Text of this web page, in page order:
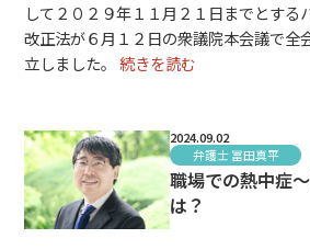
して２０２９年１１月２１日までとする
改正法が６月１２日の衆議院本会議で全
立しました。 続きを読む
2024.09.02
弁護士 冨田真平
職場での熱中症
は？